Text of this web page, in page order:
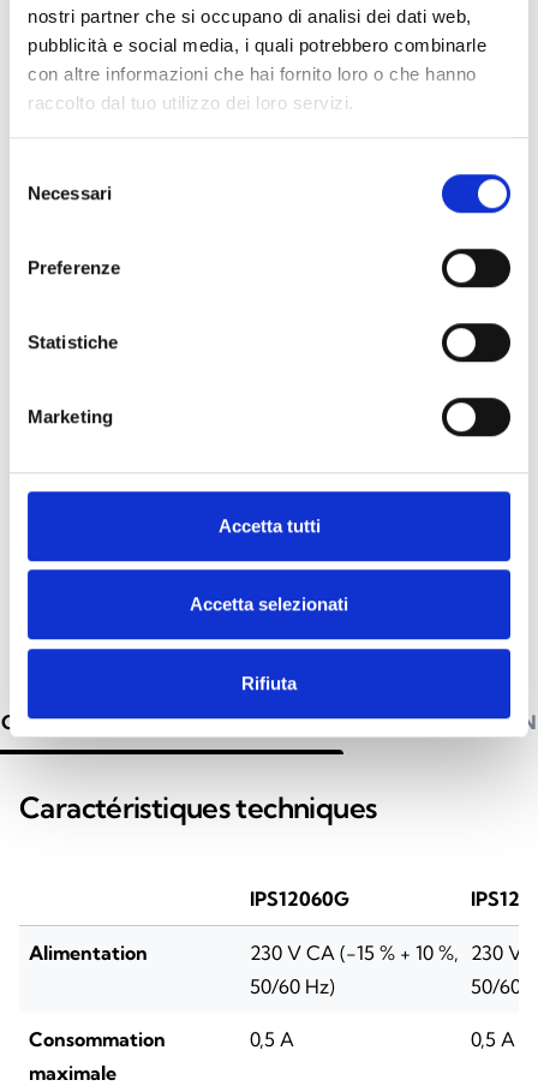
nostri partner che si occupano di analisi dei dati web,
pubblicità e social media, i quali potrebbero combinarle
con altre informazioni che hai fornito loro o che hanno
raccolto dal tuo utilizzo dei loro servizi.
delNecessari
Preferenze
Statistiche
Marketing
Accetta tutti
Accetta selezionati
Rifiuta
BPS12060S
IPS12060S dans un boîtier
métallique
IPS12060G dans un boîtier
BPS12160G
métallique
CARACTÉRISTIQUES TECHNIQUES DOCUMENTATION
Caractéristiques techniques
IPS12060G
Alimentation
230 V CA (-15 % + 10 %,
50/60 Hz)
230 V
50/60
Consommation
maximale
0,5 A 0,5 A